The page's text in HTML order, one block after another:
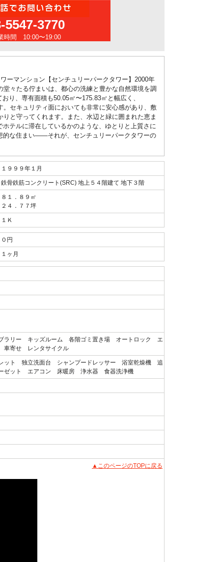
5547-3770
時間 10:00〜19:00
ーマンション【センチュリーパークタワー】2000年
々たる佇まいは、都心の洗練と豊かな自然環境を調
り、専有面積も50.05㎡〜175.83㎡と幅広く、
セキュリティ面においても非常に安心感があり、敷
と守ってくれます。また、水辺と緑に囲まれた恵ま
テルに滞在しているかのような、ゆとりと上質さに
的な住まい——それが、センチュリーパークタワーの
１９９９年１月
鉄骨鉄筋コンクリート(SRC) 地上５４階建て 地下３階
８１．８９㎡
２４．７７坪
１Ｋ
０円
１ヶ月
ラリー キッズルーム 各階ゴミ置き場 オートロック エ
寄せ レンタサイクル
ット 独立洗面台 シャンプードレッサー 浴室乾燥機 追
ゼット エアコン 床暖房 浄水器 食器洗浄機
▲このページのTOPに戻る